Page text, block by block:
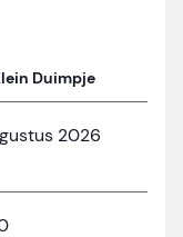
Duimpje
2026